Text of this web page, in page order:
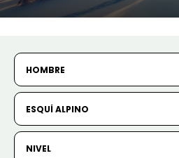
December
1 2
6 7 8 9
13
HOMBRE
ESQUÍ ALPINO
NIVEL